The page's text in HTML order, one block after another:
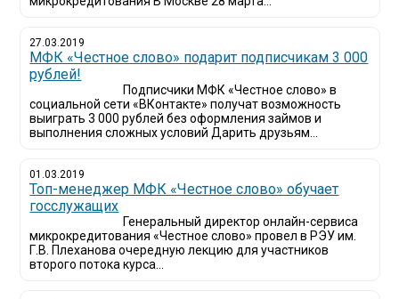
27.03.2019
МФК «Честное слово» подарит подписчикам 3 000
рублей!
Подписчики МФК «Честное слово» в
социальной сети «ВКонтакте» получат возможность
выиграть 3 000 рублей без оформления займов и
выполнения сложных условий Дарить друзьям...
01.03.2019
Топ-менеджер МФК «Честное слово» обучает
госслужащих
Генеральный директор онлайн-сервиса
микрокредитования «Честное слово» провел в РЭУ им.
Г.В. Плеханова очередную лекцию для участников
второго потока курса...